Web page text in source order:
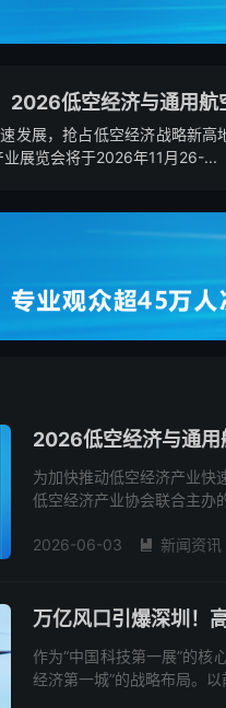
2026低空经济与通用航
发展，抢占低空经济战略新
展览会将于2026年11月26-...
2026低空经济与通用
为加快推动低空经济产业快
低空经济产业协会联合主办
2026-06-03  新闻资讯
万亿风口引爆深圳！
作为“中国科技第一展”的
经济第一城”的战略布局。